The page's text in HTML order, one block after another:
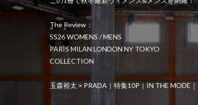
The Review：
SS26 WOMENS / MENS
PARIS MILAN LONDON NY TOKYO
COLLECTION
玉森裕太 × PRADA｜特集10P｜IN THE MODE｜